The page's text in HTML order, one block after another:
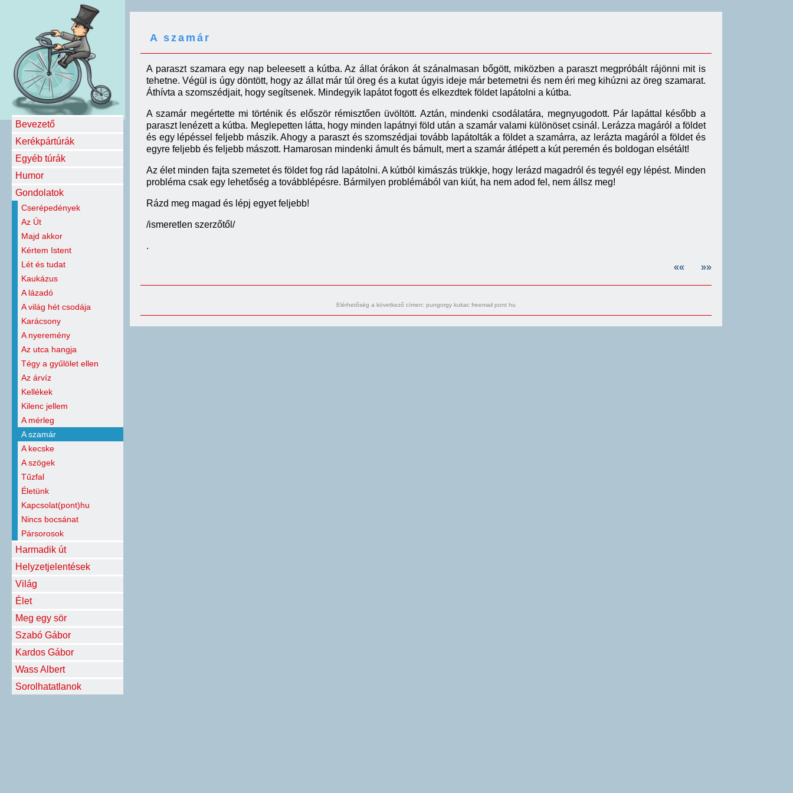
Bevezető
Kerékpártúrák
Egyéb túrák
Humor
Gondolatok
Cserépedények
Az Út
Majd akkor
Kértem Istent
Lét és tudat
Kaukázus
A lázadó
A világ hét csodája
Karácsony
A nyeremény
Az utca hangja
Tégy a gyűlölet ellen
Az árvíz
Kellékek
Kilenc jellem
A mérleg
A szamár
A kecske
A szögek
Tűzfal
Életünk
Kapcsolat(pont)hu
Nincs bocsánat
Pársorosok
Harmadik út
Helyzetjelentések
Világ
Élet
Meg egy sör
Szabó Gábor
Kardos Gábor
Wass Albert
Sorolhatatlanok
A szamár
A paraszt szamaraegy nap beleesett a kútba. Az állat órákon át szánalmasan bőgött, miközben a paraszt megpróbált rájönni mit is
tehetne. Végül is úgy döntött, hogy az állat már túl öreg és a kutat úgyis ideje már betemetni és nem éri meg kihúzni az öreg szamarat.
Áthívta a szomszédjait, hogy segítsenek. Mindegyik lapátot fogott és elkezdtek földet lapátolni a kútba.
A szamár megértette mi történik és először rémisztően üvöltött. Aztán, mindenki csodálatára, megnyugodott. Pár lapáttal később a
paraszt lenézett a kútba. Meglepetten látta, hogy minden lapátnyi föld után a szamár valami különöset csinál. Lerázza magáról a földet
és egy lépéssel feljebb mászik. Ahogy a paraszt és szomszédjai tovább lapátolták a földet a szamárra, az lerázta magáról a földet és
egyre feljebb és feljebb mászott. Hamarosan mindenki ámult és bámult, mert a szamár átlépett a kút peremén és boldogan elsétált!
Az élet minden fajta szemetet és földet fog rád lapátolni. A kútból kimászás trükkje, hogy lerázd magadról és tegyél egy lépést. Minden
probléma csak egy lehetőség a továbblépésre. Bármilyen problémából van kiút, ha nem adod fel, nem állsz meg!
Rázd meg magad és lépj egyet feljebb!
/ismeretlen szerzőtől/
.
«« »»
Elérhetőség a következő címen: pungorgy kukac freemail pont hu